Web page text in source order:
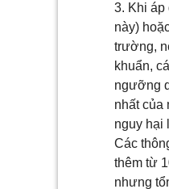
3. Khi
này)
trường,
khuẩn,
ngưỡng
nhất của
nguy hại
Các
thêm từ
nhưng